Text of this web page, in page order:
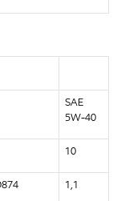
SAE
5W-40
10
1,1